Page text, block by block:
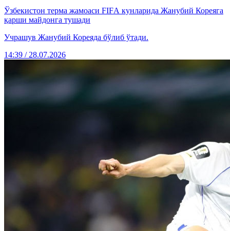
Ўзбекистон терма жамоаси FIFА кунларида Жанубий Кореяга
қарши майдонга тушади
Учрашув Жанубий Кореяда бўлиб ўтади.
14:39 / 28.07.2026